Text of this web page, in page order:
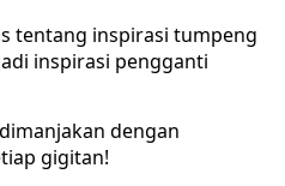
tentang inspirasi tumpeng
inspirasi pengganti
dengan
gigitan!